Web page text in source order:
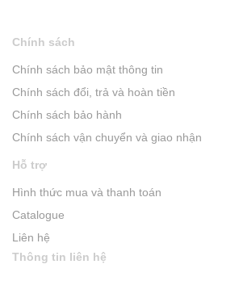
Chính sách
Chính sách bảo mật thông tin
Chính sách đổi, trả và hoàn tiền
Chính sách bảo hành
Chính sách vận chuyển và giao nhận
Hỗ trợ
Hình thức mua và thanh toán
Catalogue
Liên hệ
Thông tin liên hệ